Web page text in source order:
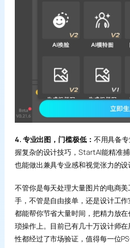
4. 专业出图，门槛极低： 不用具备
握复杂的设计技巧，StartAI能精准
也能做出兼具专业感和视觉张力的设
不管你是每天处理大量图片的电商
手，不管是自由接单，还是设计工
都能帮你节省大量时间，把精力放
琐操作上。目前已有几十万设计师
性都经过了市场验证，值得每一位PS